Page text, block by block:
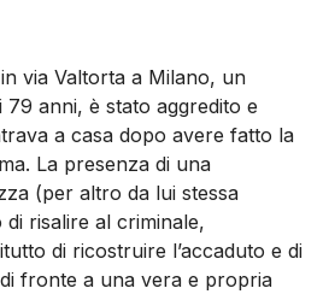
via Valtorta a Milano, un
79 anni, è stato aggredito e
a casa dopo avere fatto la
La presenza di una
(per altro da lui stessa
risalire al criminale,
di ricostruire l’accaduto e di
fronte a una vera e propria